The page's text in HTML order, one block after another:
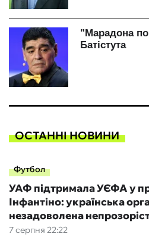
ОСТАННІ НОВИНИ
Футбол
7 серпня 22:22
УАФ підтримала УЄФА у
Інфантіно: українська
незадоволена